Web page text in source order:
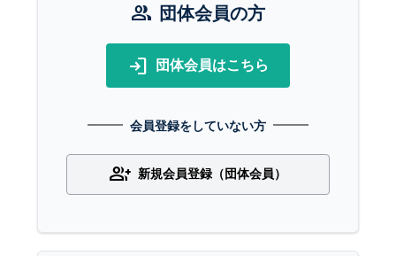
group 団体会員の方
login 団体会員はこちら
会員登録をしていない方
group_add 新規会員登録（団体会員）